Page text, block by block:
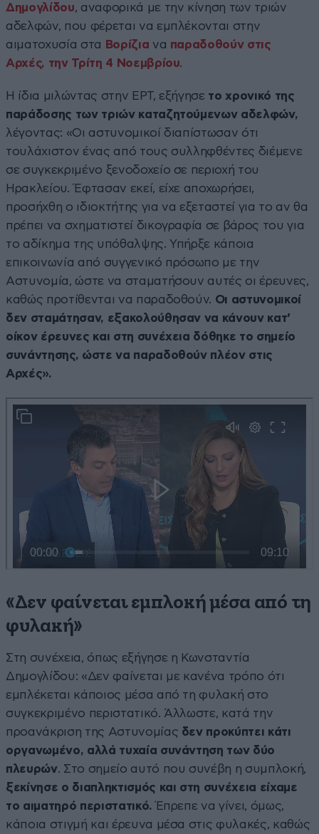
Δημογλίδου, αναφορικά με την κίνηση των τριών
αδελφών, που φέρεται να εμπλέκονται στην
αιματοχυσία στα Βορίζια να παραδοθούν στις
Αρχές, την Τρίτη 4 Νοεμβρίου.
Η ίδια μιλώντας στην ΕΡΤ, εξήγησε το χρονικό της
παράδοσης των τριών καταζητούμενων αδελφών,
λέγοντας: «Οι αστυνομικοί διαπίστωσαν ότι
τουλάχιστον ένας από τους συλληφθέντες διέμενε
σε συγκεκριμένο ξενοδοχείο σε περιοχή του
Ηρακλείου. Έφτασαν εκεί, είχε αποχωρήσει,
προσήχθη ο ιδιοκτήτης για να εξεταστεί για το αν θα
πρέπει να σχηματιστεί δικογραφία σε βάρος του για
το αδίκημα της υπόθαλψης. Υπήρξε κάποια
επικοινωνία από συγγενικό πρόσωπο με την
Αστυνομία, ώστε να σταματήσουν αυτές οι έρευνες,
καθώς προτίθενται να παραδοθούν. Οι αστυνομικοί
δεν σταμάτησαν, εξακολούθησαν να κάνουν κατ’
οίκον έρευνες και στη συνέχεια δόθηκε το σημείο
συνάντησης, ώστε να παραδοθούν πλέον στις
Αρχές».
«Δεν φαίνεται εμπλοκή μέσα από τη
φυλακή»
Στη συνέχεια, όπως εξήγησε η Κωνσταντία
Δημογλίδου: «Δεν φαίνεται με κανένα τρόπο ότι
εμπλέκεται κάποιος μέσα από τη φυλακή στο
συγκεκριμένο περιστατικό. Άλλωστε, κατά την
προανάκριση της Αστυνομίας δεν προκύπτει κάτι
οργανωμένο, αλλά τυχαία συνάντηση των δύο
πλευρών. Στο σημείο αυτό που συνέβη η συμπλοκή,
ξεκίνησε ο διαπληκτισμός και στη συνέχεια είχαμε
το αιματηρό περιστατικό.Έπρεπε να γίνει, όμως,
κάποια στιγμή και έρευνα μέσα στις φυλακές, καθώς